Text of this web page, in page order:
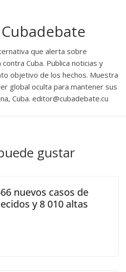
que alerta sobre
Cuba. Publica noticias y
objetivo de los hechos. Muestra
global oculta para mantener sus
Cuba. editor@cubadebate.cu
gustar
nuevos casos de
y 8 010 altas